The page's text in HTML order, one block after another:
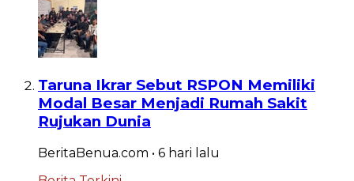
Taruna Ikrar Sebut RSPON Memiliki
Modal Besar Menjadi Rumah Sakit
Rujukan Dunia
BeritaBenua.com • 6 hari lalu